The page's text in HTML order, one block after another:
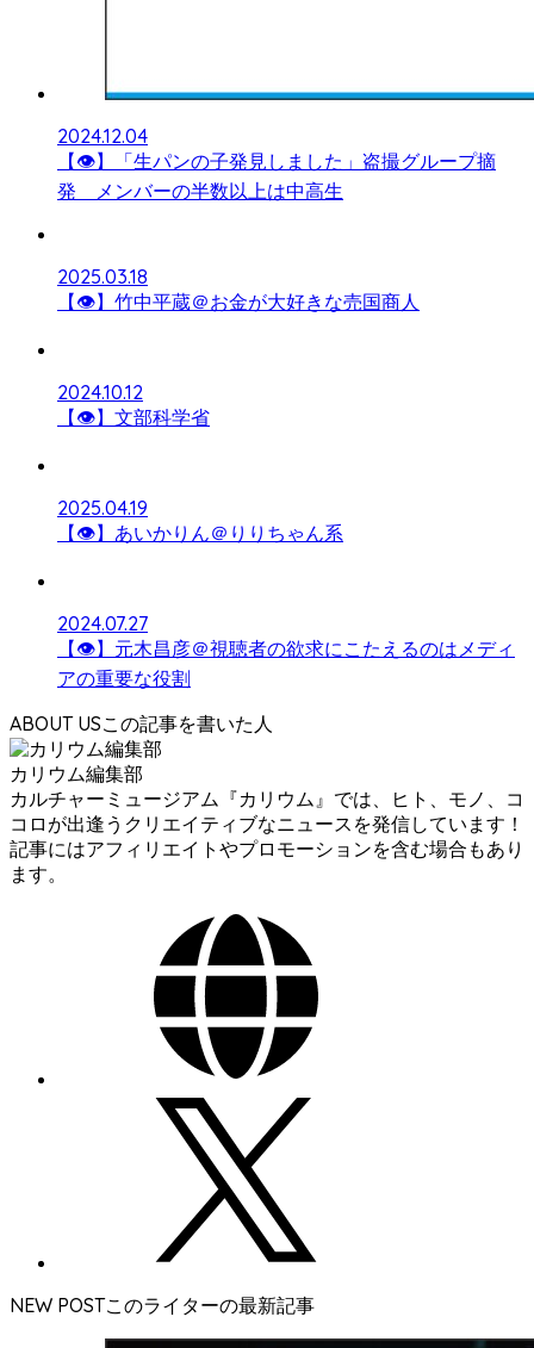
2024.12.04
【👁】「生パンの子発見しました」盗撮グループ摘
発 メンバーの半数以上は中高生
2025.03.18
【👁】竹中平蔵＠お金が大好きな売国商人
2024.10.12
【👁】文部科学省
2025.04.19
【👁】あいかりん＠りりちゃん系
2024.07.27
【👁】元木昌彦＠視聴者の欲求にこたえるのはメディ
アの重要な役割
ABOUT US
カリウム編集部
カルチャーミュージアム『カリウム』では、ヒト、モノ、コ
コロが出逢うクリエイティブなニュースを発信しています！
記事にはアフィリエイトやプロモーションを含む場合もあり
ます。
NEW POST